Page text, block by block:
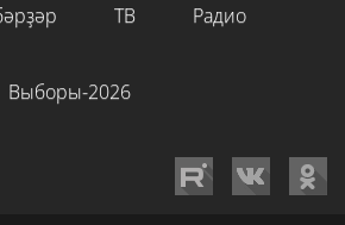
ТВ Радио
Выборы-2026